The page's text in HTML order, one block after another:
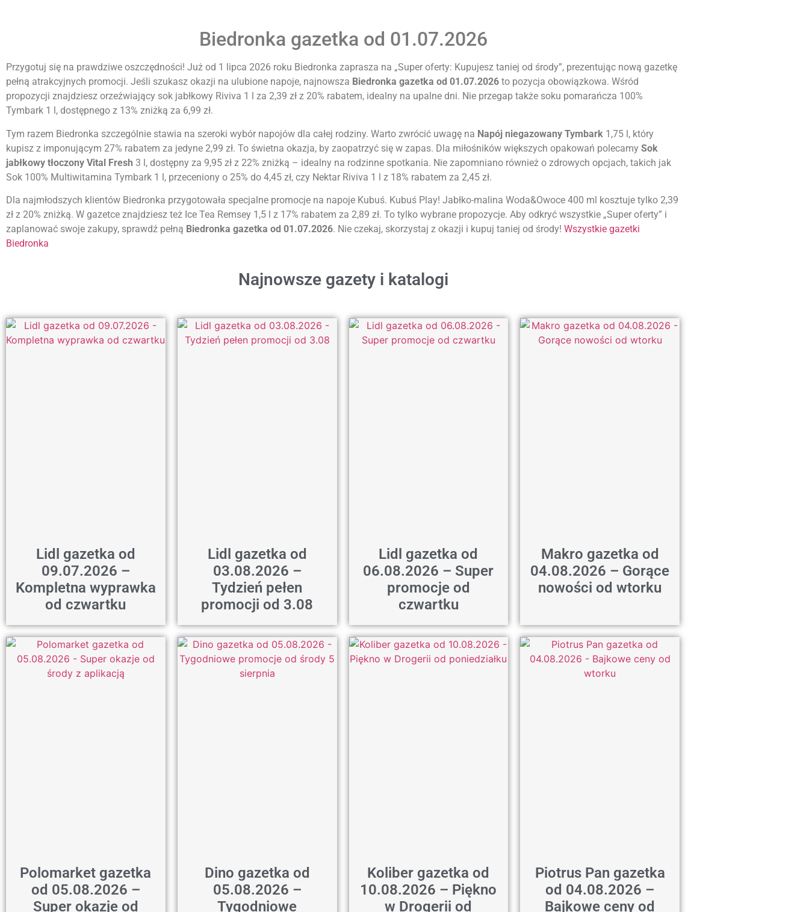
Biedronka gazetka od 01.07.2026
Przygotuj się na prawdziwe oszczędności! Już od 1 lipca 2026 roku Biedronka zaprasza na „Super oferty: Kupujesz taniej od środy”, prezentując nową gazetkę
pełną atrakcyjnych promocji. Jeśli szukasz okazji na ulubione napoje, najnowsza Biedronka gazetka od 01.07.2026 to pozycja obowiązkowa. Wśród
propozycji znajdziesz orzeźwiający sok jabłkowy Riviva 1 l za 2,39 zł z 20% rabatem, idealny na upalne dni. Nie przegap także soku pomarańcza 100%
Tymbark 1 l, dostępnego z 13% zniżką za 6,99 zł.
Tym razem Biedronka szczególnie stawia na szeroki wybór napojów dla całej rodziny. Warto zwrócić uwagę na Napój niegazowany Tymbark 1,75 l, który
kupisz z imponującym 27% rabatem za jedyne 2,99 zł. To świetna okazja, by zaopatrzyć się w zapas. Dla miłośników większych opakowań polecamy Sok
jabłkowy tłoczony Vital Fresh 3 l, dostępny za 9,95 zł z 22% zniżką – idealny na rodzinne spotkania. Nie zapomniano również o zdrowych opcjach, takich jak
Sok 100% Multiwitamina Tymbark 1 l, przeceniony o 25% do 4,45 zł, czy Nektar Riviva 1 l z 18% rabatem za 2,45 zł.
Dla najmłodszych klientów Biedronka przygotowała specjalne promocje na napoje Kubuś. Kubuś Play! Jabłko-malina Woda&Owoce 400 ml kosztuje tylko 2,39
zł z 20% zniżką. W gazetce znajdziesz też Ice Tea Remsey 1,5 l z 17% rabatem za 2,89 zł. To tylko wybrane propozycje. Aby odkryć wszystkie „Super oferty” i
zaplanować swoje zakupy, sprawdź pełną Biedronka gazetka od 01.07.2026. Nie czekaj, skorzystaj z okazji i kupuj taniej od środy! Wszystkie gazetki
Biedronka
Najnowsze gazety i katalogi
Lidl gazetka od
09.07.2026 –
Kompletna wyprawka
od czwartku
Lidl gazetka od
03.08.2026 –
Tydzień pełen
promocji od 3.08
Lidl gazetka od
06.08.2026 – Super
promocje od
czwartku
Makro gazetka od
04.08.2026 – Gorące
nowości od wtorku
Polomarket gazetka
od 05.08.2026 –
Super okazje od
Dino gazetka od
05.08.2026 –
Tygodniowe
Koliber gazetka od
10.08.2026 – Piękno
w Drogerii od
Piotrus Pan gazetka
od 04.08.2026 –
Bajkowe ceny od